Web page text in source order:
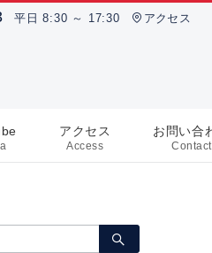
平日 8:30 ～ 17:30 アクセス
アクセス
Access
お問い合
Contact